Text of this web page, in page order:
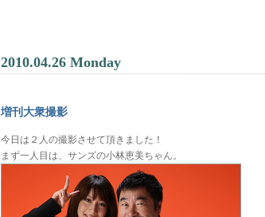
2010.04.26 Monday
増刊大衆撮影
今日は２人の撮影させて頂きました！
まず一人目は、サンズの小林恵美ちゃん。